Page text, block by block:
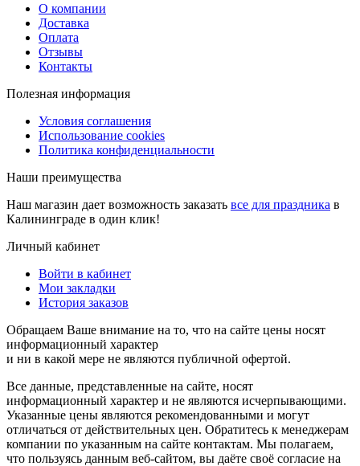
О компании
Доставка
Оплата
Отзывы
Контакты
Полезная информация
Условия соглашения
Использование cookies
Политика конфиденциальности
Наши преимущества
Наш магазин дает возможность заказать все для праздника в
Калининграде в один клик!
Личный кабинет
Войти в кабинет
Мои закладки
История заказов
Обращаем Ваше внимание на то, что на сайте цены носят
информационный характер
и ни в какой мере не являются публичной офертой.
Все данные, представленные на сайте, носят
информационный характер и не являются исчерпывающими.
Указанные цены являются рекомендованными и могут
отличаться от действительных цен. Обратитесь к менеджерам
компании по указанным на сайте контактам. Мы полагаем,
что пользуясь данным веб-сайтом, вы даёте своё согласие на